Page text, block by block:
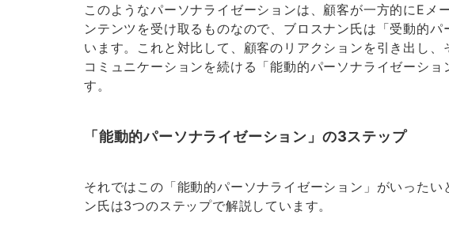
このようなパーソナライゼーションは、顧客が一方的にEメ
ンテンツを受け取るものなので、ブロスナン氏は「受動的
います。これと対比して、顧客のリアクションを引き出し
コミュニケーションを続ける「能動的パーソナライゼーショ
す。
「能動的パーソナライゼーション」の3ステップ
それではこの「能動的パーソナライゼーション」がいった
ン氏は3つのステップで解説しています。